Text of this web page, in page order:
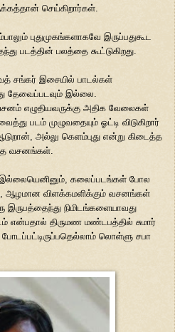
செய்கிறார்கள்.
புதுமுகங்களாகவே இருப்பதுகூட
படத்தின் பலத்தை கூட்டுகிறது.
சங்கர் இசையில் பாடல்கள்
தேவைப்படவும் இல்லை.
எழுதியவருக்கு அதிக வேலைகள்
படம் முழுவதையும் ஓட்டி விடுகிறார்
அல்லு கெளம்புது என்று கிடைத்த
வசனங்கள்.
இல்லையெனினும், கலைப்படங்கள் போல
ஆழமான விளக்கமளிக்கும் வசனங்கள்
நிமிடங்களையாவது
என்பதால் திருமண மண்டபத்தில் சுமார்
போடப்பட்டிருப்பதெல்லாம் லொள்ளு சபா